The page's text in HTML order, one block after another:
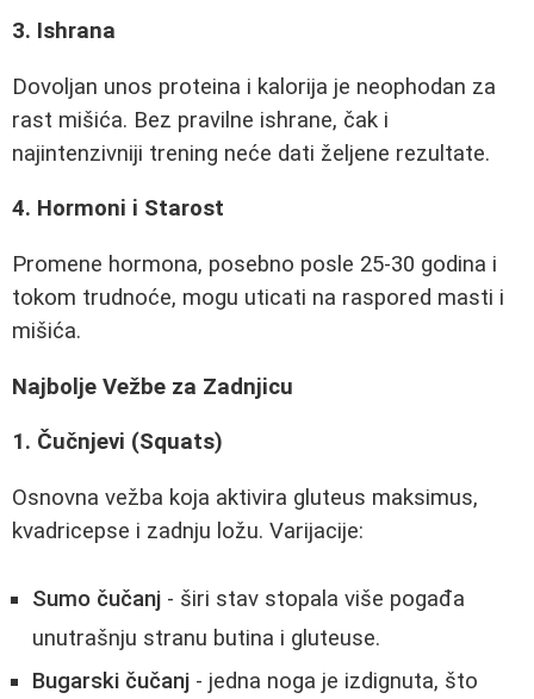
3. Ishrana
Dovoljan unos proteina i kalorija je neophodan za
rast mišića. Bez pravilne ishrane, čak i
najintenzivniji trening neće dati željene rezultate.
4. Hormoni i Starost
Promene hormona, posebno posle 25-30 godina i
tokom trudnoće, mogu uticati na raspored masti i
mišića.
Najbolje Vežbe za Zadnjicu
1. Čučnjevi (Squats)
Osnovna vežba koja aktivira gluteus maksimus,
kvadricepse i zadnju ložu. Varijacije:
Sumo čučanj - širi stav stopala više pogađa
unutrašnju stranu butina i gluteuse.
Bugarski čučanj - jedna noga je izdignuta, što